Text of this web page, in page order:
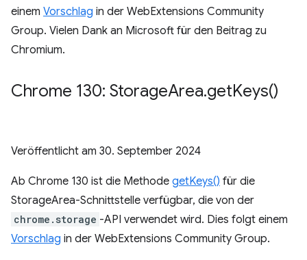
einem Vorschlag in der WebExtensions Community
Group. Vielen Dank an Microsoft für den Beitrag zu
Chromium.
Chrome 130: StorageArea.getKeys()
Veröffentlicht am 30. September 2024
Ab Chrome 130 ist die Methode getKeys() für die
StorageArea-Schnittstelle verfügbar, die von der
chrome.storage -API verwendet wird. Dies folgt einem
Vorschlag in der WebExtensions Community Group.